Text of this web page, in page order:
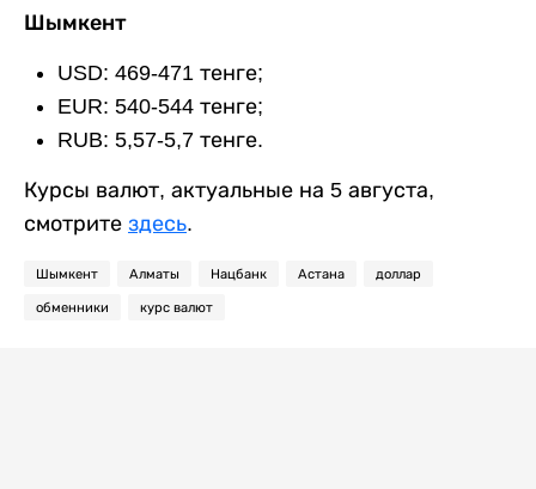
Шымкент
USD: 469-471 тенге;
EUR: 540-544 тенге;
RUB: 5,57-5,7 тенге.
Курсы валют, актуальные на 5 августа,
смотрите здесь.
Шымкент Алматы Нацбанк Астана доллар
обменники курс валют